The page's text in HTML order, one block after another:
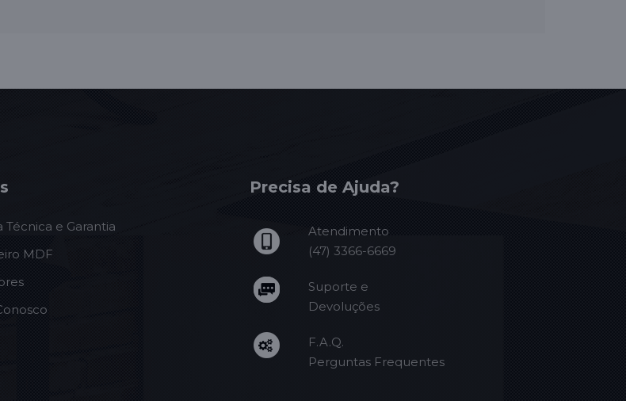
Técnica e Garantia
MDF
Precisa de Ajuda?
Atendimento
(47) 3366-6669
Suporte e
Devoluções
F.A.Q.
Perguntas Frequentes